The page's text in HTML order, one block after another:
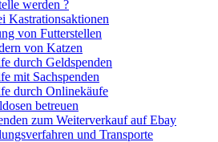
werden ?
Kastrationsaktionen
von Futterstellen
von Katzen
durch Geldspenden
mit Sachspenden
durch Onlinekäufe
betreuen
zum Weiterverkauf auf Ebay
und Transporte